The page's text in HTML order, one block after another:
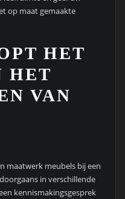
op maat gemaakte
HET
HET
VAN
maatwerk meubels bij een
in verschillende
kennismakingsgesprek